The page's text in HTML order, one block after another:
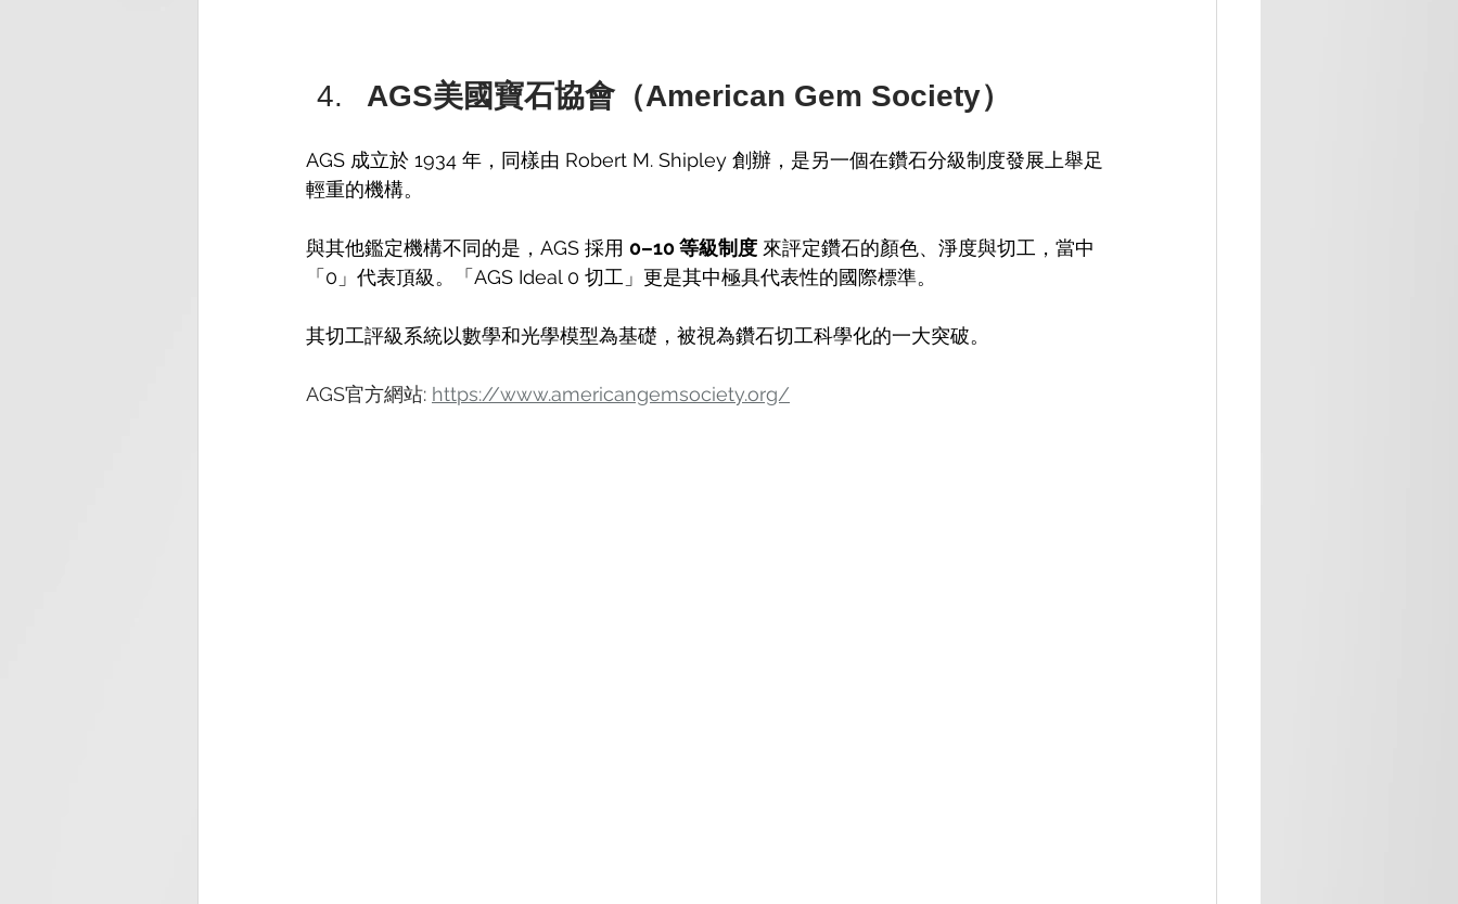
AGS美國寶石協會（American Gem Society）
AGS 成立於 1934 年，同樣由 Robert M. Shipley 創辦，是另一個在鑽石分級制度發展上舉足
輕重的機構。
與其他鑑定機構不同的是，AGS 採用 0–10 等級制度 來評定鑽石的顏色、淨度與切工，當中
「0」代表頂級。「AGS Ideal 0 切工」更是其中極具代表性的國際標準。
其切工評級系統以數學和光學模型為基礎，被視為鑽石切工科學化的一大突破。
AGS官方網站: https://www.americangemsociety.org/